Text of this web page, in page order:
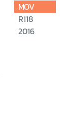
MOV
R118
2016